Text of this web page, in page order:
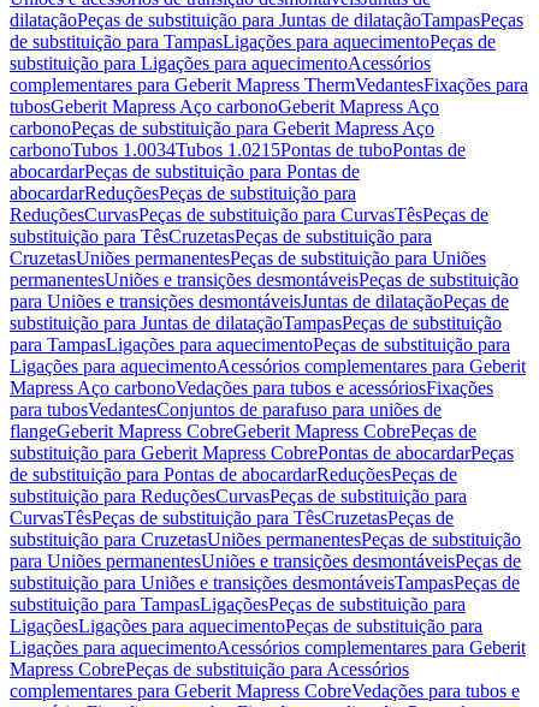
dilataçãoPeças de substituição para Juntas de dilataçãoTampasPeças
de substituição para TampasLigações para aquecimentoPeças de
substituição para Ligações para aquecimentoAcessórios
complementares para Geberit Mapress ThermVedantesFixações para
tubosGeberit Mapress Aço carbonoGeberit Mapress Aço
carbonoPeças de substituição para Geberit Mapress Aço
carbonoTubos 1.0034Tubos 1.0215Pontas de tuboPontas de
abocardarPeças de substituição para Pontas de
abocardarReduçõesPeças de substituição para
ReduçõesCurvasPeças de substituição para CurvasTêsPeças de
substituição para TêsCruzetasPeças de substituição para
CruzetasUniões permanentesPeças de substituição para Uniões
permanentesUniões e transições desmontáveisPeças de substituição
para Uniões e transições desmontáveisJuntas de dilataçãoPeças de
substituição para Juntas de dilataçãoTampasPeças de substituição
para TampasLigações para aquecimentoPeças de substituição para
Ligações para aquecimentoAcessórios complementares para Geberit
Mapress Aço carbonoVedações para tubos e acessóriosFixações
para tubosVedantesConjuntos de parafuso para uniões de
flangeGeberit Mapress CobreGeberit Mapress CobrePeças de
substituição para Geberit Mapress CobrePontas de abocardarPeças
de substituição para Pontas de abocardarReduçõesPeças de
substituição para ReduçõesCurvasPeças de substituição para
CurvasTêsPeças de substituição para TêsCruzetasPeças de
substituição para CruzetasUniões permanentesPeças de substituição
para Uniões permanentesUniões e transições desmontáveisPeças de
substituição para Uniões e transições desmontáveisTampasPeças de
substituição para TampasLigaçõesPeças de substituição para
LigaçõesLigações para aquecimentoPeças de substituição para
Ligações para aquecimentoAcessórios complementares para Geberit
Mapress CobrePeças de substituição para Acessórios
complementares para Geberit Mapress CobreVedações para tubos e